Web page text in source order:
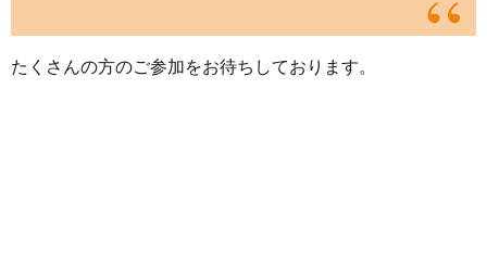
たくさんの方のご参加をお待ちしております。